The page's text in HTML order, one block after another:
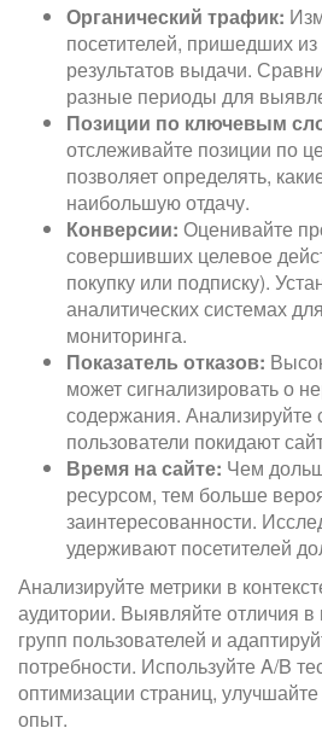
Органический трафик:
посетителей, пришедших
результатов выдачи.
разные периоды для
Позиции по ключевым
отслеживайте позиции по
позволяет определять,
наибольшую отдачу.
Конверсии: Оценивайте
совершивших целевое
покупку или подписку).
аналитических системах
мониторинга.
Показатель отказов:
может сигнализировать о
содержания. Анализируйте
пользователи покидают
Время на сайте: Чем
ресурсом, тем больше
заинтересованности.
удерживают посетителей
Анализируйте метрики в
аудитории. Выявляйте отличия
групп пользователей и
потребности. Используйте A/B
оптимизации страниц, улучшайте
опыт.